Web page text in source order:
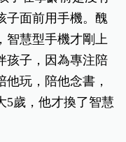
子面前用手機。醜
智慧型手機才剛上
孩子，因為專注陪
玩，陪他念書，
5歲，他才換了智慧